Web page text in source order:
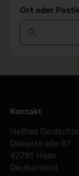
Ort oder
Kontakt
HeBlad
Diekerstraße 97
42781 Haan
Deutschland